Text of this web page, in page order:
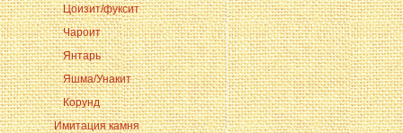
Цоизит/фуксит
Чароит
Янтарь
Яшма/Унакит
Корунд
Имитация камня